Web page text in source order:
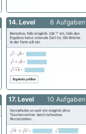
14. Level 6 Aufgaben
17. Level 10 Aufgaben